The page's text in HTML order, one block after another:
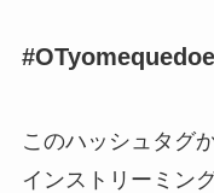
このハッシュタグ
インストリーミン